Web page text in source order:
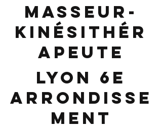
Masseur-
Kinésithér
apeute
Lyon 6e
Arrondisse
ment